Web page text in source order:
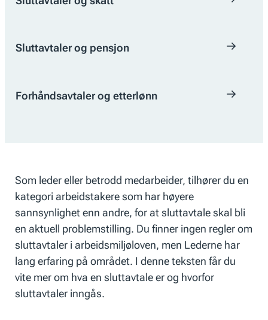
Sluttavtaler og pensjon
Forhåndsavtaler og etterlønn
Som leder eller betrodd medarbeider, tilhører du en
kategori arbeidstakere som har høyere
sannsynlighet enn andre, for at sluttavtale skal bli
en aktuell problemstilling. Du finner ingen regler om
sluttavtaler i arbeidsmiljøloven, men Lederne har
lang erfaring på området. I denne teksten får du
vite mer om hva en sluttavtale er og hvorfor
sluttavtaler inngås.